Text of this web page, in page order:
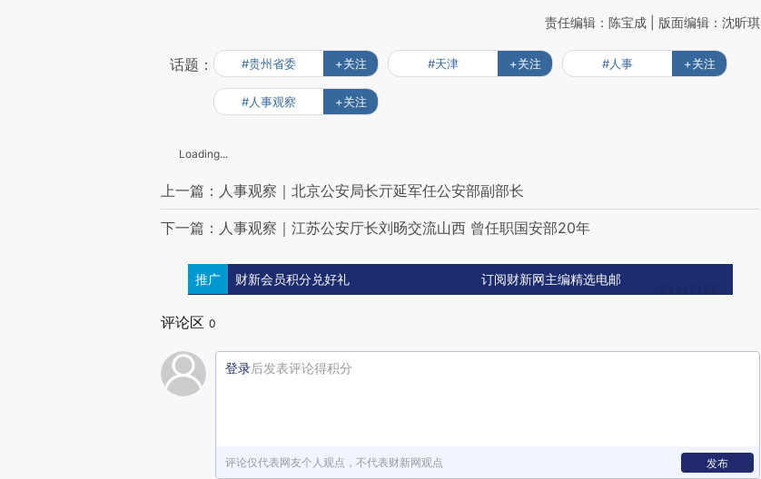
责任编辑：陈宝成 | 版面编辑：沈昕琪
话题： #贵州省委 +关注 #天津 +关注 #人事 +关注
#人事观察 +关注
Loading...
上一篇：人事观察｜北京公安局长亓延军任公安部副部长
下一篇：人事观察｜江苏公安厅长刘旸交流山西 曾任职国安部20年
推广 财新会员积分兑好礼 订阅财新网主编精选电邮
评论区 0
登录后发表评论得积分
评论仅代表网友个人观点，不代表财新网观点 发布